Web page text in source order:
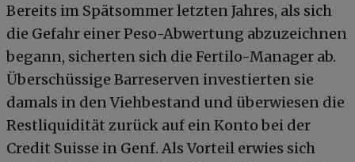
Bereits im Spätsommer letzten Jahres, als sich
die Gefahr einer Peso-Abwertung abzuzeichnen
begann, sicherten sich die Fertilo-Manager ab.
Überschüssige Barreserven investierten sie
damals in den Viehbestand und überwiesen die
Restliquidität zurück auf ein Konto bei der
Credit Suisse in Genf. Als Vorteil erwies sich